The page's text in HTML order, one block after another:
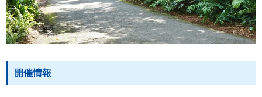
開催情報